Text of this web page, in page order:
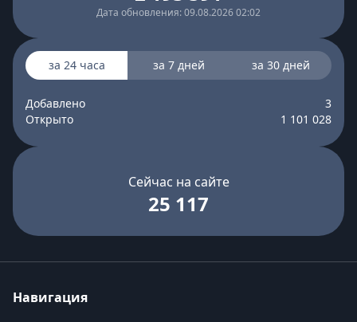
Дата обновления: 09.08.2026 02:02
за 24 часа за 7 дней за 30 дней
Добавлено
3
Открыто
1 101 028
Сейчас на сайте
25 117
Навигация